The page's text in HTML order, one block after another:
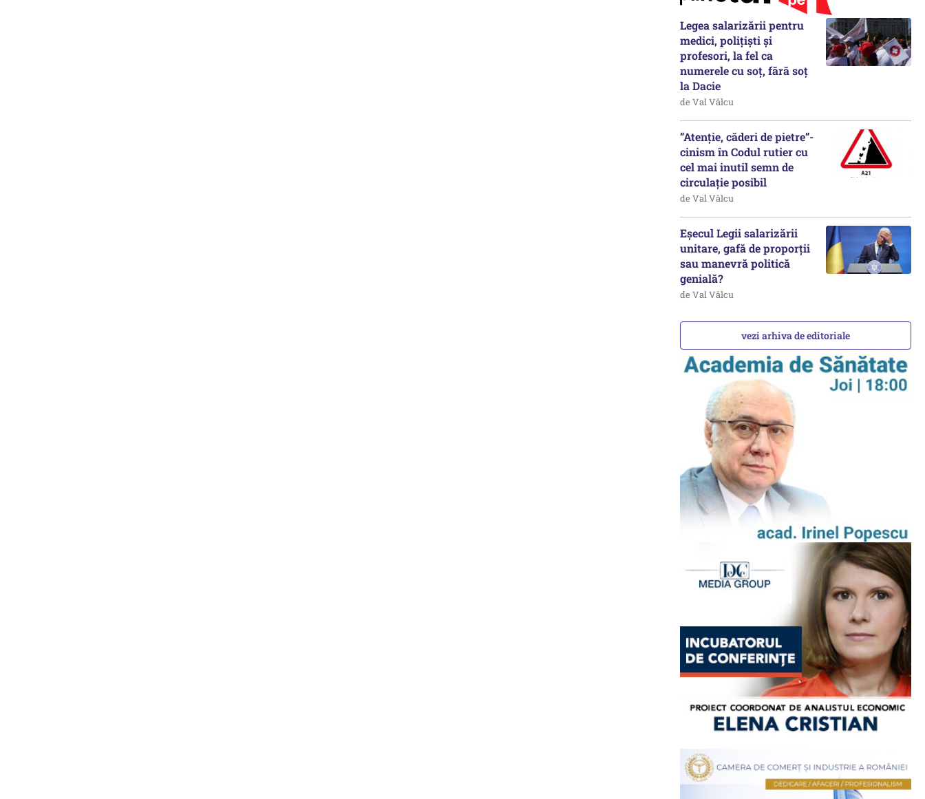
Legea salarizării pentru
medici, polițiști și
profesori, la fel ca
numerele cu soț, fără soț
la Dacie
de Val Vâlcu
”Atenție, căderi de pietre”-
cinism în Codul rutier cu
cel mai inutil semn de
circulație posibil
de Val Vâlcu
Eșecul Legii salarizării
unitare, gafă de proporții
sau manevră politică
genială?
de Val Vâlcu
vezi arhiva de editoriale